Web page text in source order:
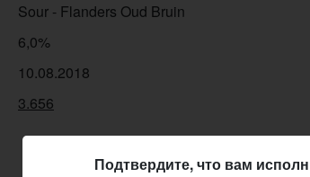
Sour - Flanders Oud Bruin
6,0%
10.08.2018
3.656
Подтвердите, что вам